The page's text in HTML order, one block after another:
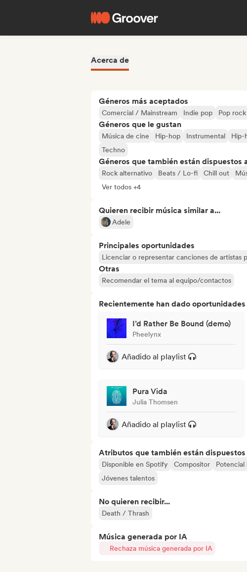
Acerca de
Géneros más aceptados
Comercial / Mainstream Indie pop Pop rock
Géneros que le gustan
Música de cine Hip-hop Instrumental Hip-
Techno
Géneros que también están dispuestos
Rock alternativo Beats / Lo-fi Chill out
Ver todos +4
Quieren recibir música similar a...
Adele
Principales oportunidades
Licenciar o representar canciones de artistas
Otras
Recomendar el tema al equipo/contactos
Recientemente han dado
I’d Rather Be Bound (demo)
Pheelynx
Añadido al playlist
Pura Vida
Julia Thomsen
Añadido al playlist
Atributos que también están
Disponible en Spotify Compositor Potencial
Jóvenes talentos
No quieren recibir...
Death / Thrash
Música generada por IA
Rechaza música generada por IA